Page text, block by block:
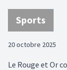
Sports
20 octobre 2025
Le Rouge et Or